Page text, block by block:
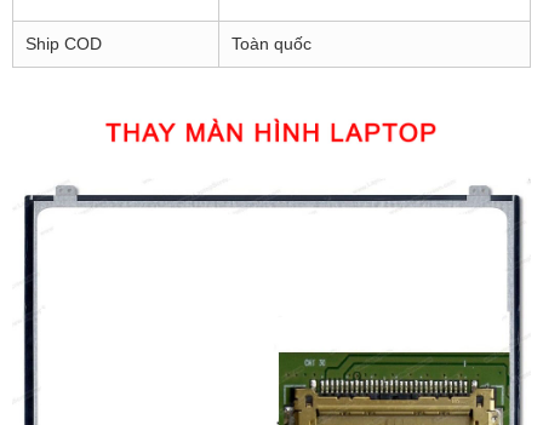
Ship COD Toàn quốc